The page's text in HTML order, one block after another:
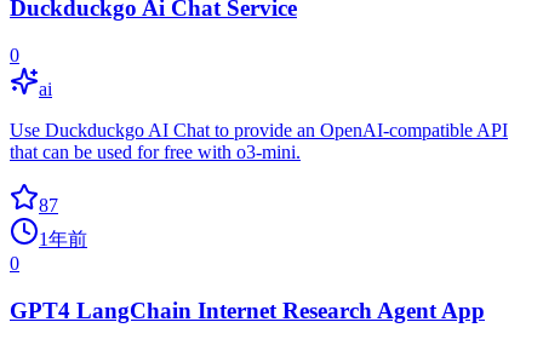
Duckduckgo Ai Chat Service
0
ai
Use Duckduckgo AI Chat to provide an OpenAI-compatible API
that can be used for free with o3-mini.
87
1年前
0
GPT4 LangChain Internet Research Agent App